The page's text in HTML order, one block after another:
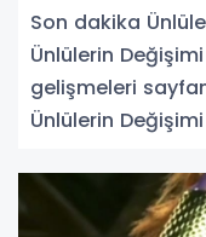
Son dakika
Ünlülerin
gelişmeleri
Ünlülerin